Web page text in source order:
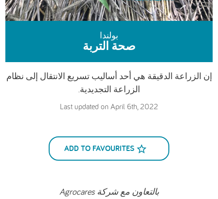
بولندا
صحة التربة
إن الزراعة الدقيقة هي أحد أساليب تسريع الانتقال إلى نظام
الزراعة التجديدية.
Last updated on April 6th, 2022
ADD TO FAVOURITES
بالتعاون مع شركة Agrocares